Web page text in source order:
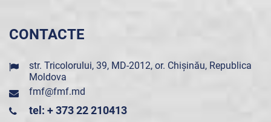
CONTACTE
str. Tricolorului, 39, MD-2012, or. Chișinău, Republica
Moldova
fmf@fmf.md
tel: + 373 22 210413